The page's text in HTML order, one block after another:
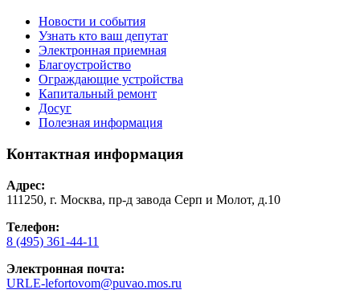
Новости и события
Узнать кто ваш депутат
Электронная приемная
Благоустройство
Ограждающие устройства
Капитальный ремонт
Досуг
Полезная информация
Контактная информация
Адрес:
111250, г. Москва, пр-д завода Серп и Молот, д.10
Телефон:
8 (495) 361-44-11
Электронная почта:
URLE-lefortovom@puvao.mos.ru